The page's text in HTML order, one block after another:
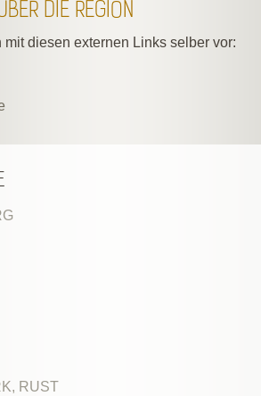
DIE REGION
diesen externen Links selber vor:
RUST